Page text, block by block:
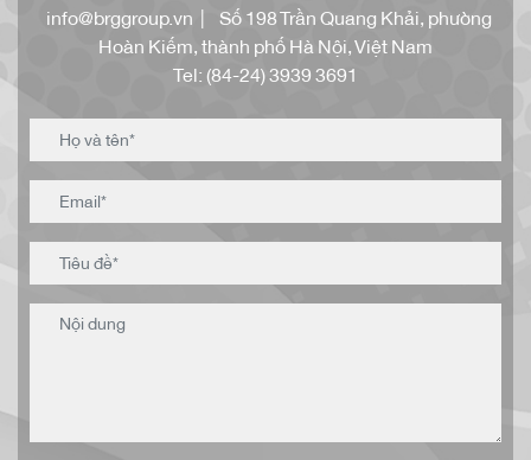
info@brggroup.vn | Số 198 Trần Quang Khải, phường
Hoàn Kiếm, thành phố Hà Nội, Việt Nam
Tel: (84-24) 3939 3691